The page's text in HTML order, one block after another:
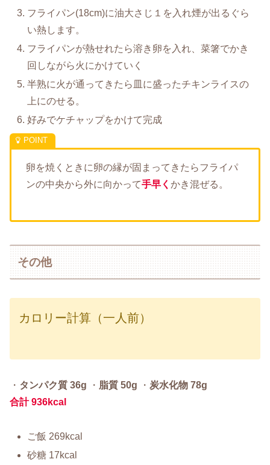
フライパン(18cm)に油大さじ１を入れ煙が出るぐら
い熱します。
フライパンが熱せれたら溶き卵を入れ、菜箸でかき
回しながら火にかけていく
半熟に火が通ってきたら皿に盛ったチキンライスの
上にのせる。
好みでケチャップをかけて完成
卵を焼くときに卵の縁が固まってきたらフライパ
ンの中央から外に向かって手早く かき混ぜる。
その他
カロリー計算（一人前）
・ タンパク質 36g ・ 脂質 50g ・ 炭水化物 78g
合計 936kcal
ご飯 269kcal
砂糖 17kcal